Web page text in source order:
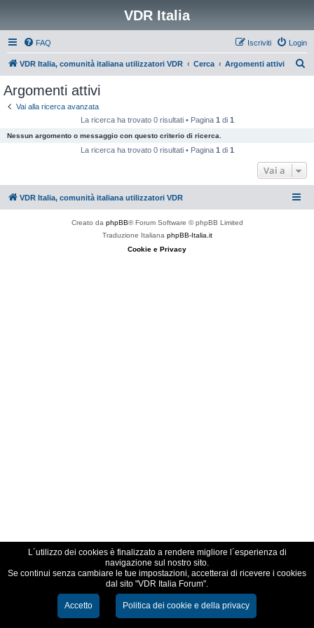
VDR Italia
FAQ Login
Iscriviti
VDR Italia, comunità italiana utilizzatori VDR Cerca Argomenti attivi
Argomenti attivi
Vai alla ricerca avanzata
La ricerca ha trovato 0 risultati • Pagina 1 di 1
Nessun argomento o messaggio con questo criterio di ricerca.
La ricerca ha trovato 0 risultati • Pagina 1 di 1
Vai a
VDR Italia, comunità italiana utilizzatori VDR
Creato da phpBB® Forum Software © phpBB Limited
Traduzione Italiana phpBB-Italia.it
Cookie e Privacy
L´utilizzo dei cookies è finalizzato a rendere migliore l´esperienza di
navigazione sul nostro sito.
Se continui senza cambiare le tue impostazioni, accetterai di ricevere i cookies
dal sito "VDR Italia Forum".
Accetto Politica dei cookie e della privacy